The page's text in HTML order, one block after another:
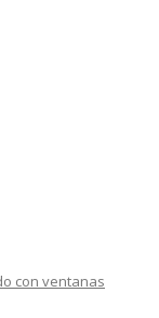
con ventanas